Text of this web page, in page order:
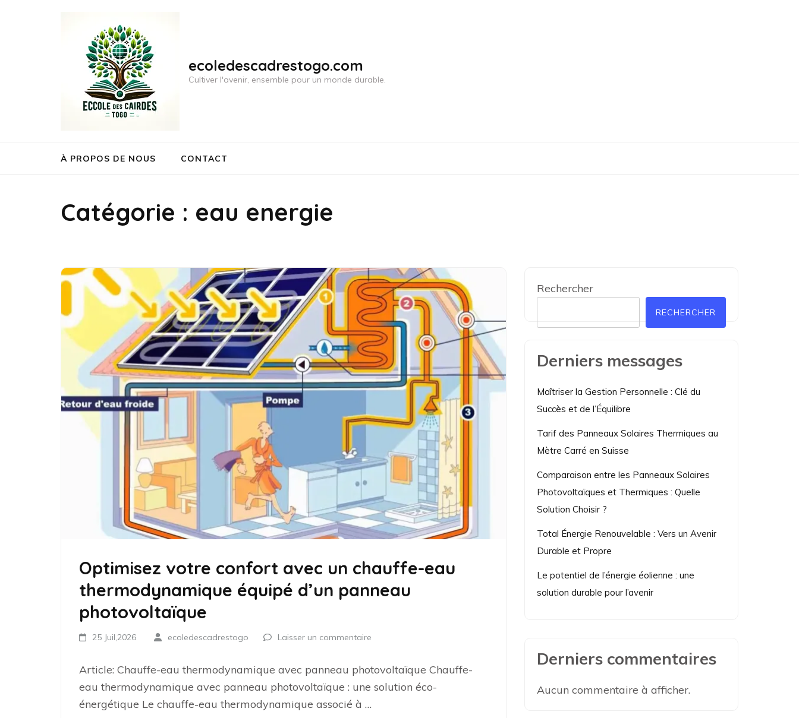
ecoledescadrestogo.com
Cultiver l'avenir, ensemble pour un monde durable.
À PROPOS DE NOUS CONTACT
Catégorie : eau energie
Optimisez votre confort avec un chauffe-eau
thermodynamique équipé d’un panneau
photovoltaïque
25 Juil,2026 ecoledescadrestogo Laisser un commentaire
Article: Chauffe-eau thermodynamique avec panneau photovoltaïque Chauffe-
eau thermodynamique avec panneau photovoltaïque : une solution éco-
énergétique Le chauffe-eau thermodynamique associé à …
Rechercher
RECHERCHER
Derniers messages
Maîtriser la Gestion Personnelle : Clé du
Succès et de l’Équilibre
Tarif des Panneaux Solaires Thermiques au
Mètre Carré en Suisse
Comparaison entre les Panneaux Solaires
Photovoltaïques et Thermiques : Quelle
Solution Choisir ?
Total Énergie Renouvelable : Vers un Avenir
Durable et Propre
Le potentiel de l’énergie éolienne : une
solution durable pour l’avenir
Derniers commentaires
Aucun commentaire à afficher.